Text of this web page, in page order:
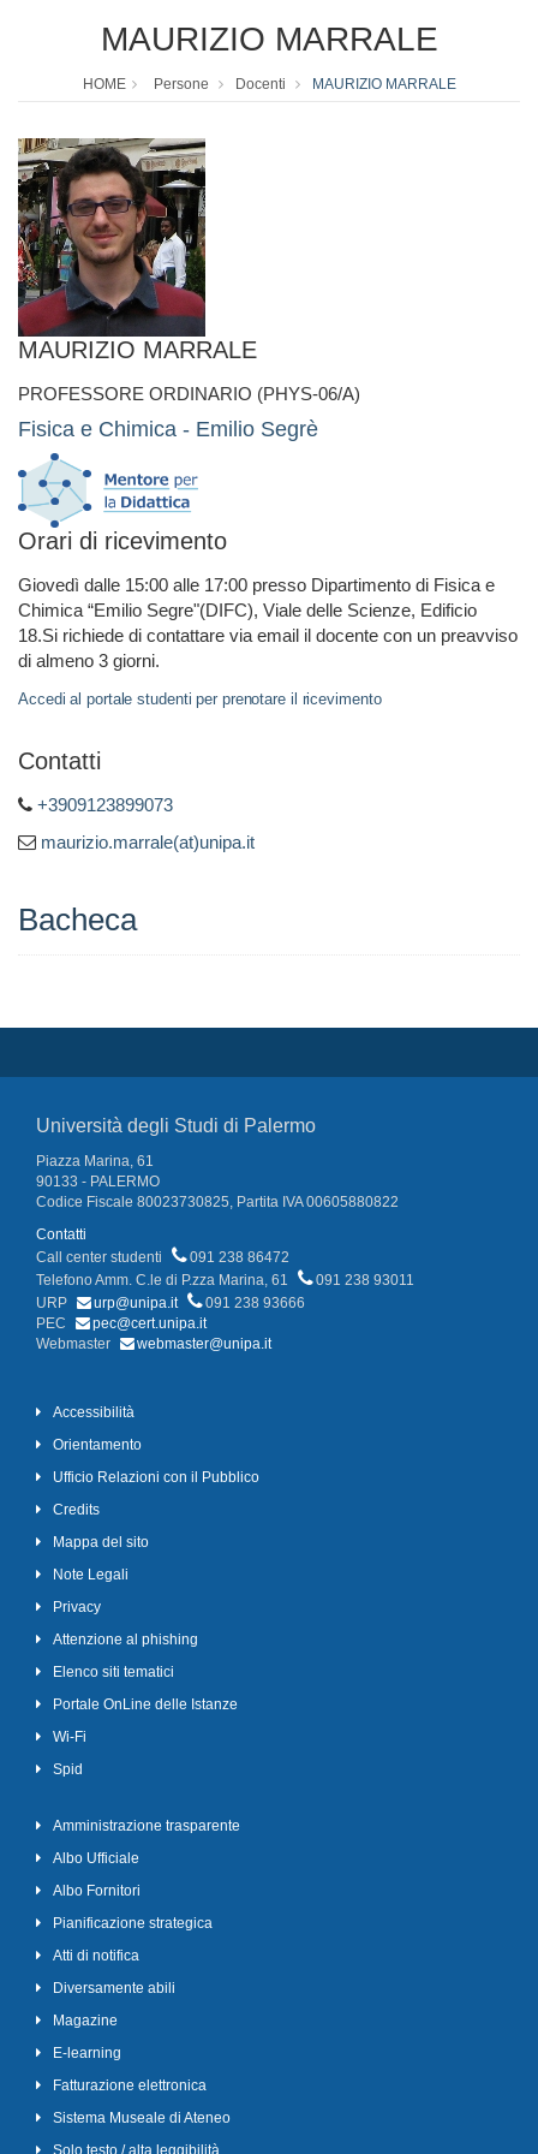
MAURIZIO MARRALE
HOME Persone Docenti MAURIZIO MARRALE
MAURIZIO MARRALE
PROFESSORE ORDINARIO (PHYS-06/A)
Fisica e Chimica - Emilio Segrè
Orari di ricevimento
Giovedì dalle 15:00 alle 17:00 presso Dipartimento di Fisica e
Chimica “Emilio Segre"(DIFC), Viale delle Scienze, Edificio
18.Si richiede di contattare via email il docente con un preavviso
di almeno 3 giorni.
Accedi al portale studenti per prenotare il ricevimento
Contatti
+3909123899073
maurizio.marrale(at)unipa.it
Bacheca
Università degli Studi di Palermo
Piazza Marina, 61
90133 - PALERMO
Codice Fiscale 80023730825, Partita IVA 00605880822
Contatti
Call center studenti
091 238 86472
Telefono Amm. C.le di P.zza Marina, 61
091 238 93011
URP
urp@unipa.it
091 238 93666
PEC
pec@cert.unipa.it
Webmaster
webmaster@unipa.it
Accessibilità
Orientamento
Ufficio Relazioni con il Pubblico
Credits
Mappa del sito
Note Legali
Privacy
Attenzione al phishing
Elenco siti tematici
Portale OnLine delle Istanze
Wi-Fi
Spid
Amministrazione trasparente
Albo Ufficiale
Albo Fornitori
Pianificazione strategica
Atti di notifica
Diversamente abili
Magazine
E-learning
Fatturazione elettronica
Sistema Museale di Ateneo